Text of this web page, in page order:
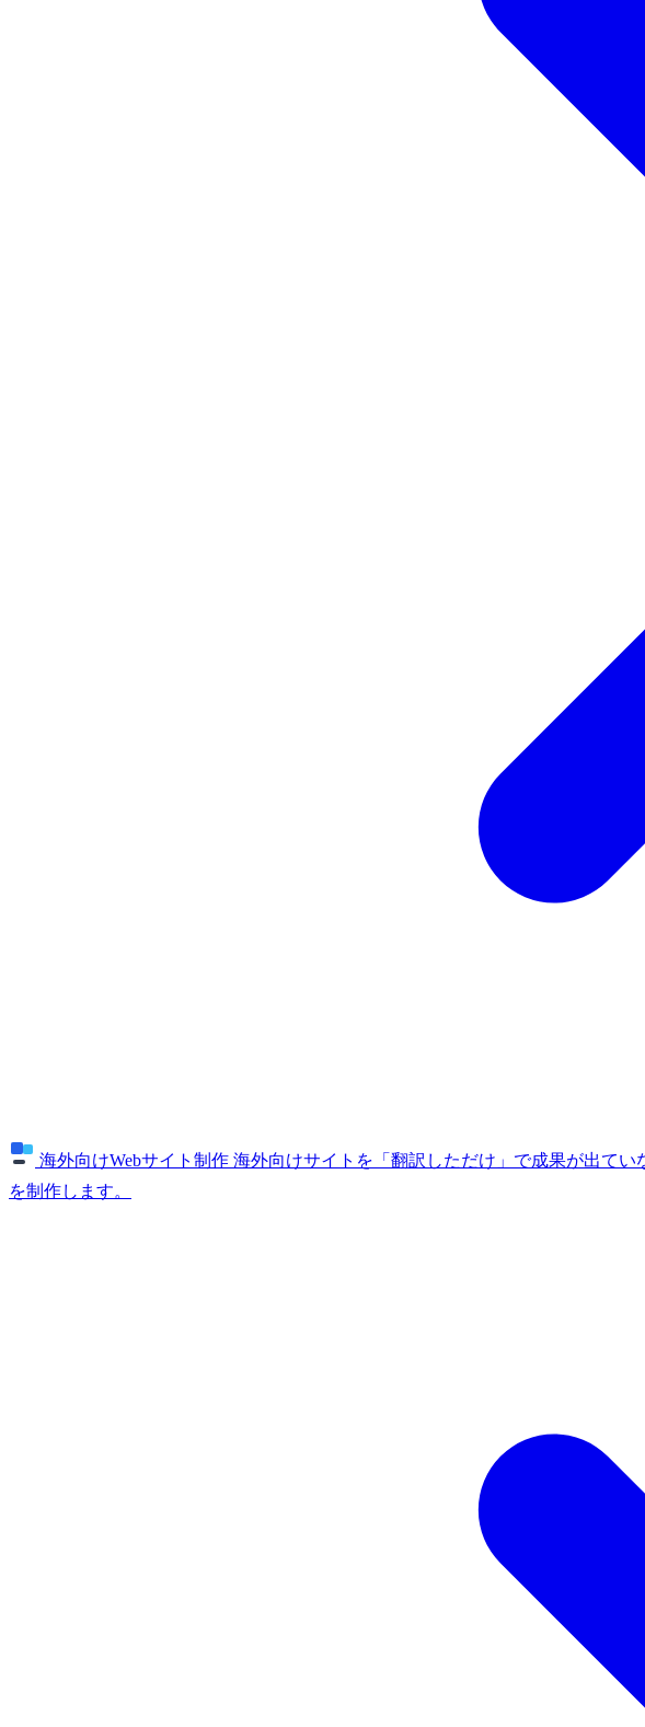
海外向けWebサイト制作 海外向けサイトを「翻訳しただけ」で成果が出て
を制作します。